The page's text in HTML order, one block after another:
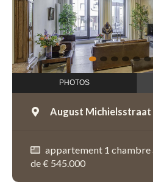
1 2 3 4 5 6
PHOTOS
August Michielsstraat
appartement 1 chambre
de € 545.000